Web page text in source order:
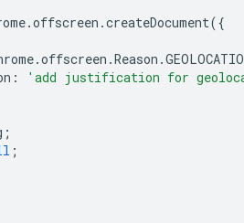
.offscreen .createDocument({
.offscreen .Reason .
:
'add justification for
;
;